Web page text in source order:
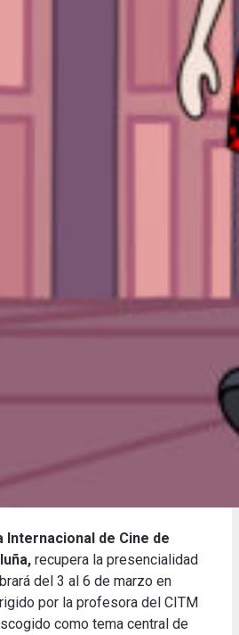
Internacional de Cine de
recupera la presencialidad
del 3 al 6 de marzo en
por la profesora del CITM
como tema central de